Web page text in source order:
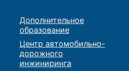
Дополнительное
образование
Центр автомобильно-
дорожного
инжиниринга